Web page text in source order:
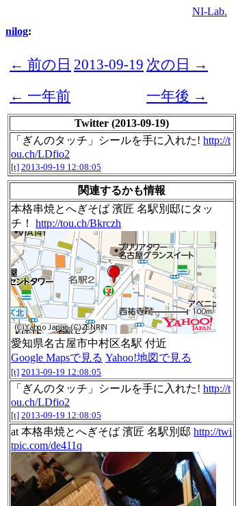
NI-Lab.
nilog:
← 前の日 2013-09-19 次の日 →
← 一年前
一年後 →
Twitter (2013-09-19)
「ぎんのタッチ」シールを手に入れた! http://t
ou.ch/LDfio2
[t] 2013-09-19 12:08:05
関連するかも情報
本格串焼とへぎそば 濱匠 名駅別邸にタッ
チ！ http://tou.ch/Bkrczh
愛知県名古屋市中村区名駅 付近
Google Mapsで見る Yahoo!地図で見る
[t] 2013-09-19 12:08:05
「ぎんのタッチ」シールを手に入れた! http://t
ou.ch/LDfio2
[t] 2013-09-19 12:08:05
at 本格串焼とへぎそば 濱匠 名駅別邸 http://twi
tpic.com/de411q